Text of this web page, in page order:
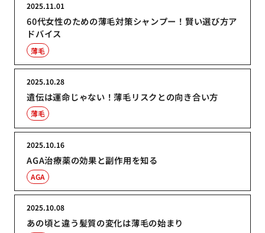
60代女性のための薄毛対策シャンプー！賢い選び方ア
ドバイス
2025.11.01
薄毛
遺伝は運命じゃない！薄毛リスクとの向き合い方
2025.10.28
薄毛
AGA治療薬の効果と副作用を知る
2025.10.16
AGA
あの頃と違う髪質の変化は薄毛の始まり
2025.10.08